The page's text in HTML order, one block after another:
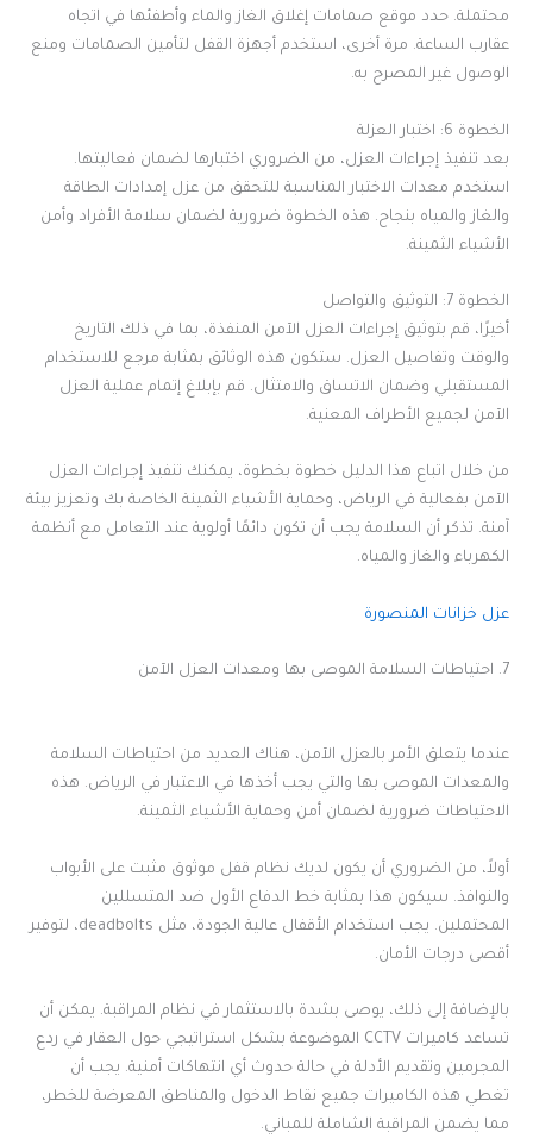
محتملة. حدد موقع صمامات إغلاق الغاز والماء وأطفئها في اتجاه
عقارب الساعة. مرة أخرى، استخدم أجهزة القفل لتأمين الصمامات ومنع
الوصول غير المصرح به.
الخطوة 6: اختبار العزلة
بعد تنفيذ إجراءات العزل، من الضروري اختبارها لضمان فعاليتها.
استخدم معدات الاختبار المناسبة للتحقق من عزل إمدادات الطاقة
والغاز والمياه بنجاح. هذه الخطوة ضرورية لضمان سلامة الأفراد وأمن
الأشياء الثمينة.
الخطوة 7: التوثيق والتواصل
أخيرًا، قم بتوثيق إجراءات العزل الآمن المنفذة، بما في ذلك التاريخ
والوقت وتفاصيل العزل. ستكون هذه الوثائق بمثابة مرجع للاستخدام
المستقبلي وضمان الاتساق والامتثال. قم بإبلاغ إتمام عملية العزل
الآمن لجميع الأطراف المعنية.
من خلال اتباع هذا الدليل خطوة بخطوة، يمكنك تنفيذ إجراءات العزل
الآمن بفعالية في الرياض، وحماية الأشياء الثمينة الخاصة بك وتعزيز بيئة
آمنة. تذكر أن السلامة يجب أن تكون دائمًا أولوية عند التعامل مع أنظمة
الكهرباء والغاز والمياه.
عزل خزانات المنصورة
7. احتياطات السلامة الموصى بها ومعدات العزل الآمن
عندما يتعلق الأمر بالعزل الآمن، هناك العديد من احتياطات السلامة
والمعدات الموصى بها والتي يجب أخذها في الاعتبار في الرياض. هذه
الاحتياطات ضرورية لضمان أمن وحماية الأشياء الثمينة.
أولاً، من الضروري أن يكون لديك نظام قفل موثوق مثبت على الأبواب
والنوافذ. سيكون هذا بمثابة خط الدفاع الأول ضد المتسللين
المحتملين. يجب استخدام الأقفال عالية الجودة، مثل deadbolts، لتوفير
أقصى درجات الأمان.
بالإضافة إلى ذلك، يوصى بشدة بالاستثمار في نظام المراقبة. يمكن أن
تساعد كاميرات CCTV الموضوعة بشكل استراتيجي حول العقار في ردع
المجرمين وتقديم الأدلة في حالة حدوث أي انتهاكات أمنية. يجب أن
تغطي هذه الكاميرات جميع نقاط الدخول والمناطق المعرضة للخطر،
مما يضمن المراقبة الشاملة للمباني.